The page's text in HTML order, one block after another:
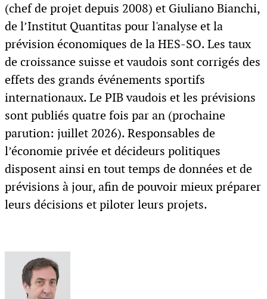
(chef de projet depuis 2008) et Giuliano Bianchi,
de l’Institut Quantitas pour l'analyse et la
prévision économiques de la HES-SO. Les taux
de croissance suisse et vaudois sont corrigés des
effets des grands événements sportifs
internationaux. Le PIB vaudois et les prévisions
sont publiés quatre fois par an (prochaine
parution: juillet 2026). Responsables de
l’économie privée et décideurs politiques
disposent ainsi en tout temps de données et de
prévisions à jour, afin de pouvoir mieux préparer
leurs décisions et piloter leurs projets.